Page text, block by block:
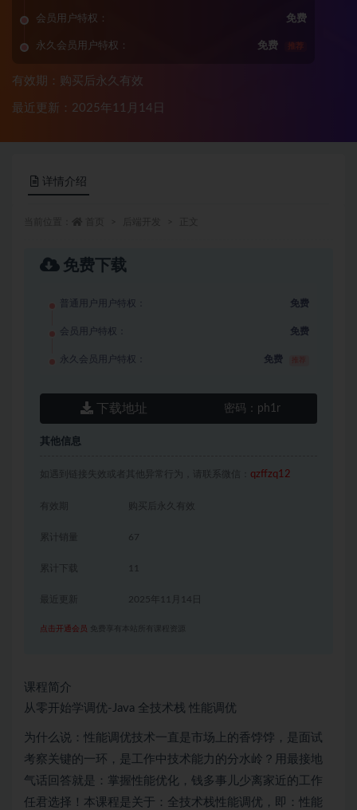
会员用户特权： 免费
永久会员用户特权： 免费 推荐
有效期：购买后永久有效
最近更新：2025年11月14日
详情介绍
免费下载
普通用户用户特权： 免费
会员用户特权： 免费
永久会员用户特权： 免费
下载地址 密码： ph1r
其他信息
如遇到链接失效或者其他异常行为，请联系微信： qzffzq12
有效期 购买后永久有效
累计销量 67
累计下载 11
2025年11月14日
点击开通会员 免费享有本站所有课程资源
课程简介
从零开始学调优-Java 全技术栈 性能调优
为什么说：性能调优技术一直是市场上的香饽饽，是面试
考察关键的一环，是工作中技术能力的分水岭？用最接地
气话回答就是：掌握性能优化，钱多事儿少离家近的工作
任君选择！本课程是关于：全技术栈性能调优，即：性能